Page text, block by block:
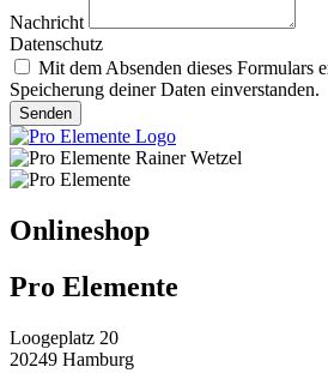
Nachricht
Datenschutz
Mit dem Absenden dieses Formulars
Speicherung deiner Daten einverstanden.
Senden
Onlineshop
Pro Elemente
Loogeplatz 20
20249 Hamburg